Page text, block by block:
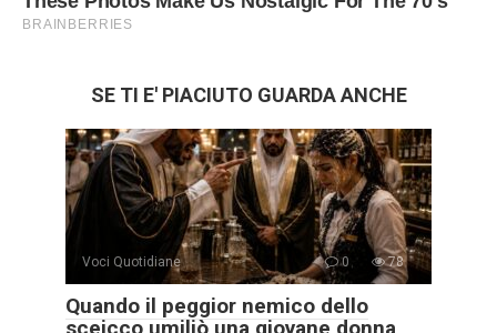
SE TI E' PIACIUTO GUARDA ANCHE
Voci Quotidiane 0 78
Quando il peggior nemico dello